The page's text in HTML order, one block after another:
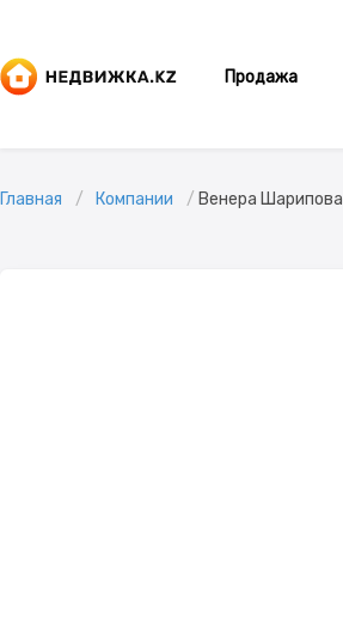
Продажа
Главная Компании Венера Шарипова